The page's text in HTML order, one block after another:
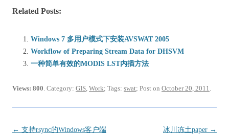
Related Posts:
Windows 7 多用户模式下安装AVSWAT 2005
Workflow of Preparing Stream Data for DHSVM
一种简单有效的MODIS LST内插方法
Views: 800. Category: GIS, Work; Tags: swat; Post on October 20, 2011.
Post
← 支持rsync的Windows客户端
冰川冻土paper →